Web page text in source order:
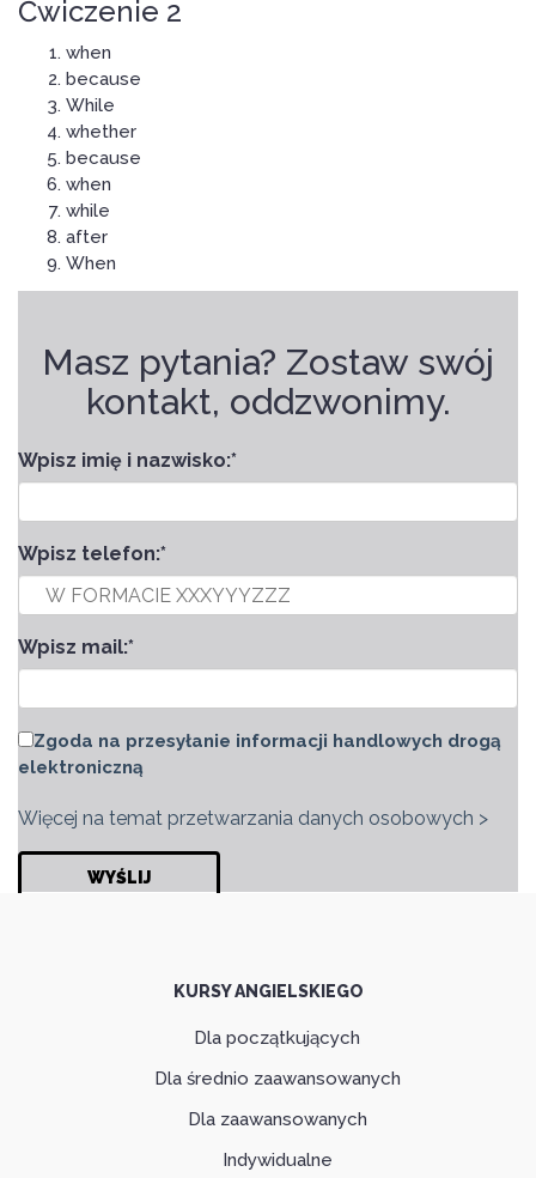
Ćwiczenie 2
when
because
While
whether
because
when
while
after
When
Masz pytania? Zostaw swój
kontakt, oddzwonimy.
Wpisz imię i nazwisko:*
Wpisz telefon:*
Wpisz mail:*
Zgoda na przesyłanie informacji handlowych drogą
elektroniczną
Więcej na temat przetwarzania danych osobowych >
KURSY ANGIELSKIEGO
Dla początkujących
Dla średnio zaawansowanych
Dla zaawansowanych
Indywidualne